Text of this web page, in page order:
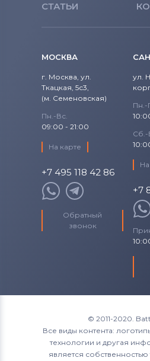
СТАТЬИ
МОСКВА
г. Москва, ул.
Ткацкая, 5с3,
(м. Семеновская)
Пн.-Вс.
09:00 - 21:00
На карте
+7 495 118 42 86
Обратный
звонок
ул.
Пн.-
Сб.-
+7
© 2011-2020.
Все виды контента:
технологии и другая
является собственностью